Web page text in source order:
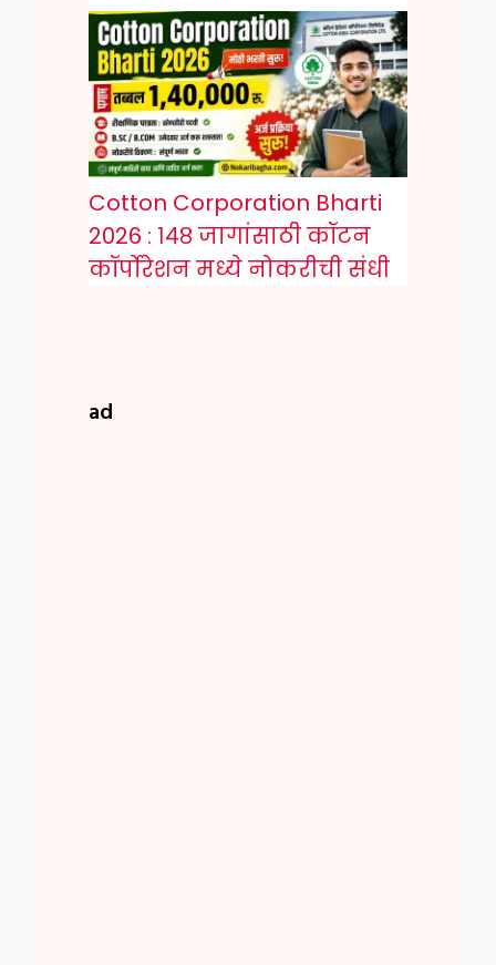
Cotton Corporation Bharti
2026 : १४८ जागांसाठी कॉटन
कॉर्पोरेशन मध्ये नोकरीची संधी
ad